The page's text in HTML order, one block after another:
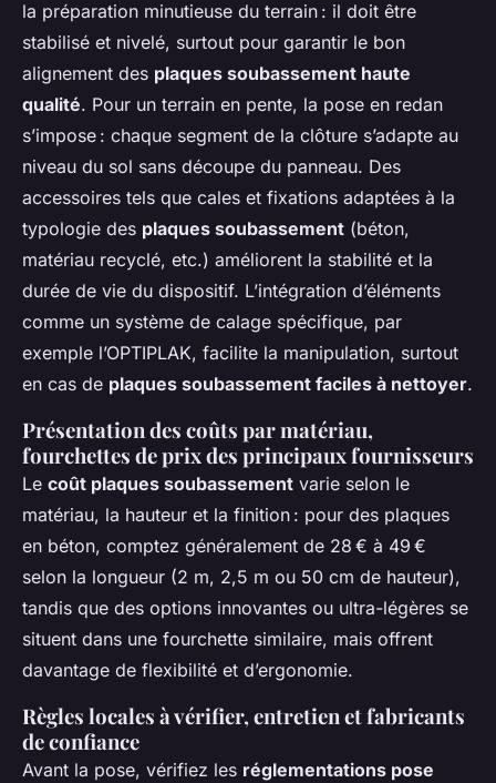
la préparation minutieuse du terrain : il doit être
stabilisé et nivelé, surtout pour garantir le bon
alignement des plaques soubassement haute
qualité. Pour un terrain en pente, la pose en redan
s’impose : chaque segment de la clôture s’adapte au
niveau du sol sans découpe du panneau. Des
accessoires tels que cales et fixations adaptées à la
typologie des plaques soubassement (béton,
matériau recyclé, etc.) améliorent la stabilité et la
durée de vie du dispositif. L’intégration d’éléments
comme un système de calage spécifique, par
exemple l’OPTIPLAK, facilite la manipulation, surtout
en cas de plaques soubassement faciles à nettoyer.
Présentation des coûts par matériau,
fourchettes de prix des principaux fournisseurs
Le coût plaques soubassement varie selon le
matériau, la hauteur et la finition : pour des plaques
en béton, comptez généralement de 28 € à 49 €
selon la longueur (2 m, 2,5 m ou 50 cm de hauteur),
tandis que des options innovantes ou ultra-légères se
situent dans une fourchette similaire, mais offrent
davantage de flexibilité et d’ergonomie.
Règles locales à vérifier, entretien et fabricants
de confiance
Avant la pose, vérifiez les réglementations pose